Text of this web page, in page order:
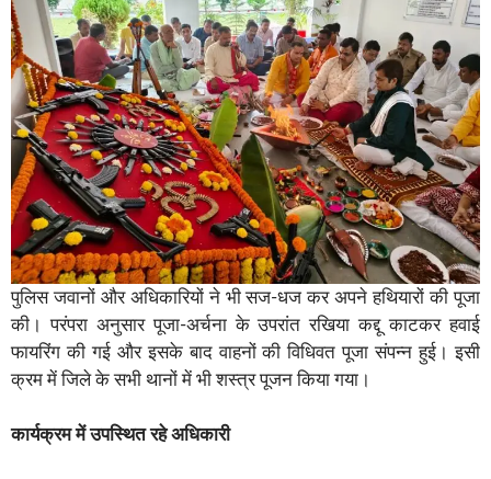
पुलिस जवानों और अधिकारियों ने भी सज-धज कर अपने हथियारों की पूजा
की। परंपरा अनुसार पूजा-अर्चना के उपरांत रखिया कद्दू काटकर हवाई
फायरिंग की गई और इसके बाद वाहनों की विधिवत पूजा संपन्न हुई। इसी
क्रम में जिले के सभी थानों में भी शस्त्र पूजन किया गया।
कार्यक्रम में उपस्थित रहे अधिकारी